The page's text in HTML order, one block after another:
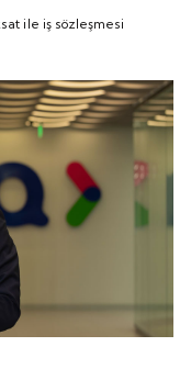
ile iş sözleşmesi